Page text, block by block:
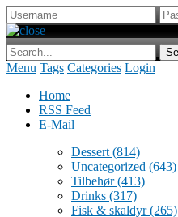
Menu Tags Categories Login
Home
RSS Feed
E-Mail
Dessert (814)
Uncategorized (643)
Tilbehør(413)
Drinks (317)
Fisk & skaldyr(265)